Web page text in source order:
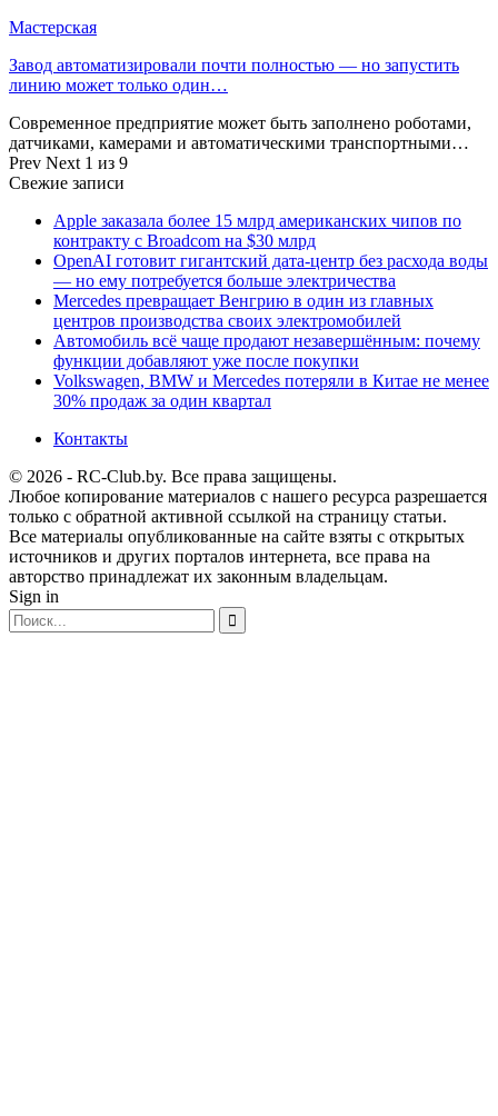
Мастерская
Завод автоматизировали почти полностью — но запустить
линию может только один…
Современное предприятие может быть заполнено роботами,
датчиками, камерами и автоматическими транспортными…
Prev Next 1 из 9
Свежие записи
Apple заказала более 15 млрд американских чипов по
контракту с Broadcom на $30 млрд
OpenAI готовит гигантский дата-центр без расхода воды
— но ему потребуется больше электричества
Mercedes превращает Венгрию в один из главных
центров производства своих электромобилей
Автомобиль всё чаще продают незавершённым: почему
функции добавляют уже после покупки
Volkswagen, BMW и Mercedes потеряли в Китае не менее
30% продаж за один квартал
Контакты
© 2026 - RC-Club.by. Все права защищены.
Любое копирование материалов с нашего ресурса разрешается
только с обратной активной ссылкой на страницу статьи.
Все материалы опубликованные на сайте взяты с открытых
источников и других порталов интернета, все права на
авторство принадлежат их законным владельцам.
Sign in